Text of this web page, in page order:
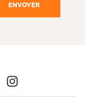
ENVOYER